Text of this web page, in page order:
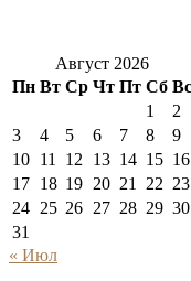
Август 2026
Пн Вт Ср Чт Пт Сб Вс
1
2
3
4 5 6 7 8
9
10 11 12 13 14 15 16
17 18 19 20 21 22 23
24 25 26 27 28 29 30
31
« Июл